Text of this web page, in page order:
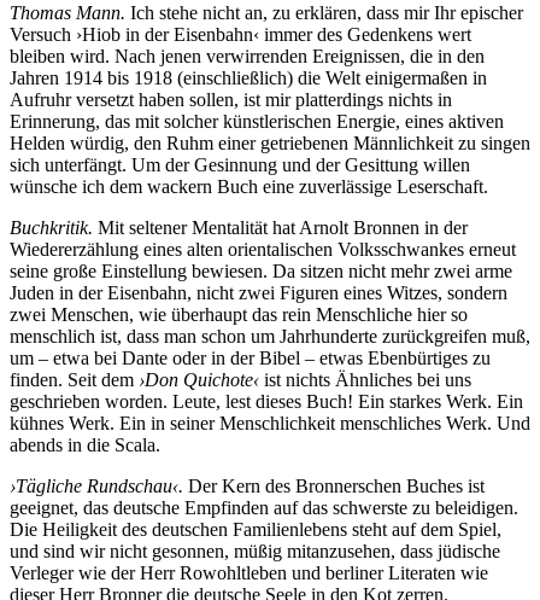
Thomas Mann. Ich stehe nicht an, zu erklären, dass mir Ihr epischer
Versuch ›Hiob in der Eisenbahn‹ immer des Gedenkens wert
bleiben wird. Nach jenen verwirrenden Ereignissen, die in den
Jahren 1914 bis 1918 (einschließlich) die Welt einigermaßen in
Aufruhr versetzt haben sollen, ist mir platterdings nichts in
Erinnerung, das mit solcher künstlerischen Energie, eines aktiven
Helden würdig, den Ruhm einer getriebenen Männlichkeit zu singen
sich unterfängt. Um der Gesinnung und der Gesittung willen
wünsche ich dem wackern Buch eine zuverlässige Leserschaft.
Buchkritik. Mit seltener Mentalität hat Arnolt Bronnen in der
Wiedererzählung eines alten orientalischen Volksschwankes erneut
seine große Einstellung bewiesen. Da sitzen nicht mehr zwei arme
Juden in der Eisenbahn, nicht zwei Figuren eines Witzes, sondern
zwei Menschen, wie überhaupt das rein Menschliche hier so
menschlich ist, dass man schon um Jahrhunderte zurückgreifen muß,
um – etwa bei Dante oder in der Bibel – etwas Ebenbürtiges zu
finden. Seit dem ›Don Quichote‹ ist nichts Ähnliches bei uns
geschrieben worden. Leute, lest dieses Buch! Ein starkes Werk. Ein
kühnes Werk. Ein in seiner Menschlichkeit menschliches Werk. Und
abends in die Scala.
›Tägliche Rundschau‹. Der Kern des Bronnerschen Buches ist
geeignet, das deutsche Empfinden auf das schwerste zu beleidigen.
Die Heiligkeit des deutschen Familienlebens steht auf dem Spiel,
und sind wir nicht gesonnen, müßig mitanzusehen, dass jüdische
Verleger wie der Herr Rowohltleben und berliner Literaten wie
dieser Herr Bronner die deutsche Seele in den Kot zerren.